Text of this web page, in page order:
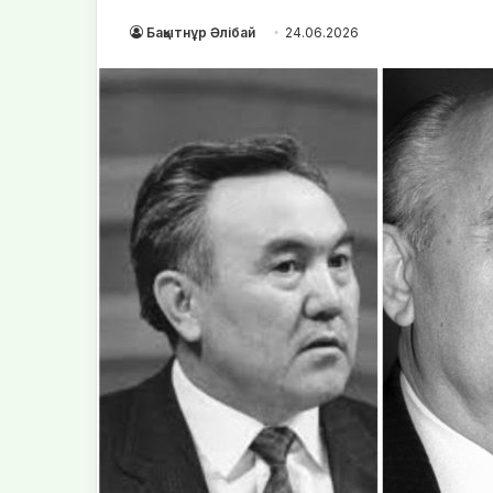
Бақытнұр Әлібай 24.06.2026